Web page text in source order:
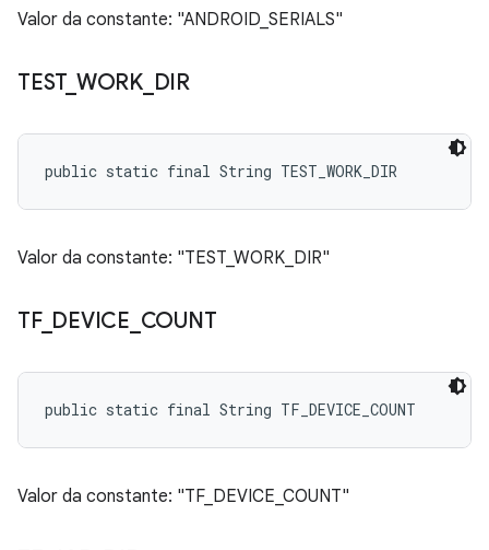
Valor da constante: "ANDROID_SERIALS"
TEST_ WORK_ DIR
public static final String TEST_WORK_DIR
Valor da constante: "TEST_WORK_DIR"
TF_ DEVICE COUNT
public static final String TF_DEVICE_COUNT
Valor da constante: "TF_DEVICE_COUNT"